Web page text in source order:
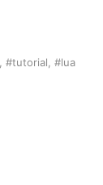
tutorial lua